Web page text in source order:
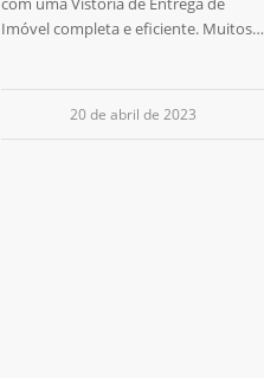
Imóvel completa e eficiente. Muitos…
20 de abril de 2023